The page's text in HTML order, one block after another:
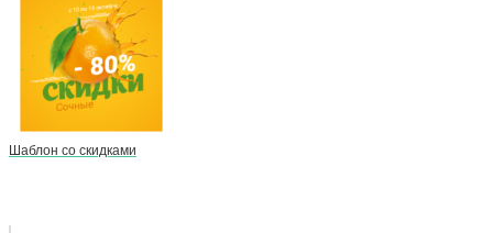
Шаблон со скидками